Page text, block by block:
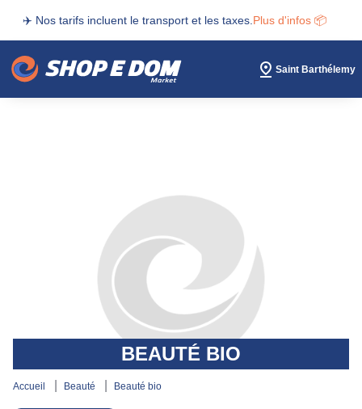
✈️ Nos tarifs incluent le transport et les taxes. Plus d'infos 📦
Saint Barthélemy
BEAUTÉ BIO
accueil beauté beauté bio